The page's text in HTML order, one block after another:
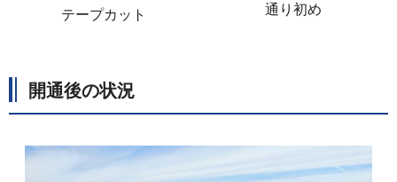
テープカット 通り初め
開通後の状況